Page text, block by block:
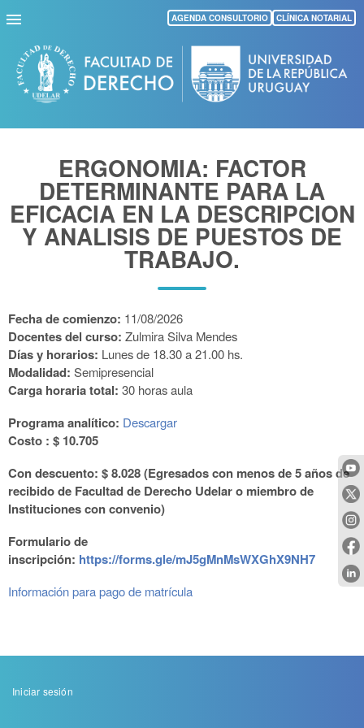
Pasar
al
contenido
principal
AGENDA CONSULTORIO CLÍNICA NOTARIAL
ERGONOMIA: FACTOR
DETERMINANTE PARA LA
EFICACIA EN LA DESCRIPCION
Y ANALISIS DE PUESTOS DE
TRABAJO.
Fecha de comienzo: 11/08/2026
Docentes del curso: Zulmira Silva Mendes
Días y horarios: Lunes de 18.30 a 21.00 hs.
Modalidad: Semipresencial
Carga horaria total: 30 horas aula
Programa analítico: Descargar
Costo : $ 10.705
Con descuento: $ 8.028 (Egresados con menos de 5 años de
recibido de Facultad de Derecho Udelar o miembro de
Instituciones con convenio)
Formulario de
inscripción: https://forms.gle/mJ5gMnMsWXGhX9NH7
Información para pago de matrícula
Menu
Iniciar sesión